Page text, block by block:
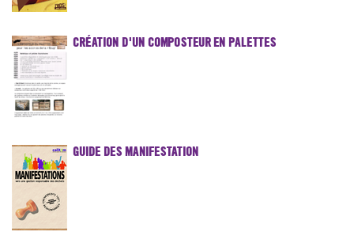
CRÉATION D'UN COMPOSTEUR EN PALETTES
GUIDE DES MANIFESTATION